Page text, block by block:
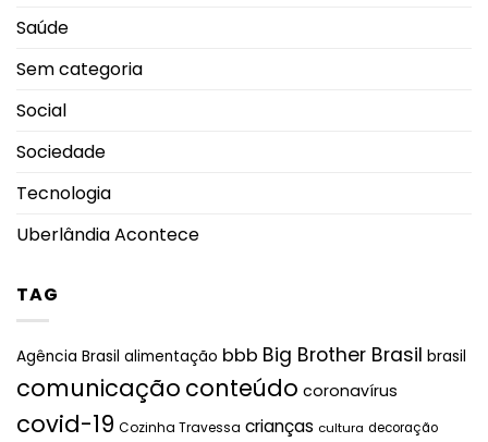
Saúde
Sem categoria
Social
Sociedade
Tecnologia
Uberlândia Acontece
TAG
Agência Brasil alimentação bbb Big Brother Brasil brasil
comunicação conteúdo coronavírus
covid-19 Cozinha Travessa crianças cultura decoração